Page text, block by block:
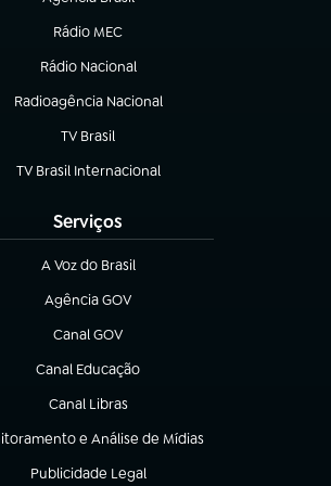
(abre em nova aba)
Rádio MEC
Rádio Nacional
(abre em nova aba)
Radioagência Nacional
(abre em nova aba)
TV Brasil
(abre em nova aba)
TV Brasil Internacional
(abre em nova aba)
Serviços
A Voz do Brasil
(abre em nova aba)
Agência GOV
(abre em nova aba)
Canal GOV
(abre em nova aba)
Canal Educação
(abre em nova aba)
Canal Libras
(abre em nova aba)
e Análise de Mídias
em nova aba)
Publicidade Legal
(abre em nova aba)